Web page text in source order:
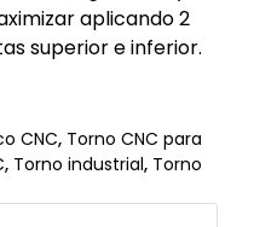
aplicando 2
superior e inferior.
CNC, Torno CNC para
, Torno industrial, Torno